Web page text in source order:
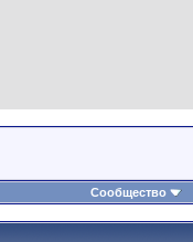
Сообщество